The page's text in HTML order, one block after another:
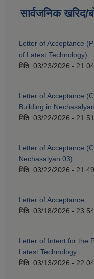
सार्वजनिक खरिद/
Letter of Acceptance
of Latest Technology)
मिति: 03/23/2026 - 21:04
Letter of Acceptance
Building in
मिति: 03/22/2026 - 21:51
Letter of Acceptance
Nechasalyan 03)
मिति: 03/22/2026 - 21:49
Letter of Acceptance
मिति: 03/18/2026 - 23:54
Letter of Intent for the
Latest Technology.
मिति: 03/13/2026 - 22:04